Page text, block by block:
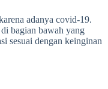
adanya covid-19.
bagian bawah yang
sesuai dengan keinginan